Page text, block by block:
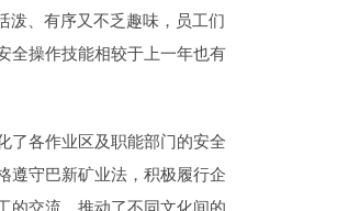
泼、有序又不乏趣味，员工们
全操作技能相较于上一年也有
了各作业区及职能部门的安全
遵守巴新矿业法，积极履行企
的交流，推动了不同文化间的